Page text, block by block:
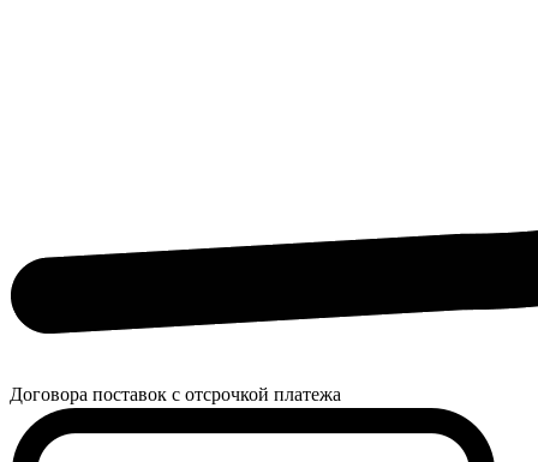
Договора поставок с отсрочкой платежа